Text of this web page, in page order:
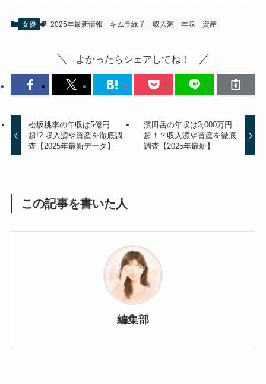
女優 2025年最新情報 キムラ緑子 収入源 年収 資産
よかったらシェアしてね！
松坂桃李の年収は5億円
超!? 収入源や資産を徹底調
査【2025年最新データ】
濱田岳の年収は3,000万円
超！？収入源や資産を徹底
調査【2025年最新】
この記事を書いた人
編集部